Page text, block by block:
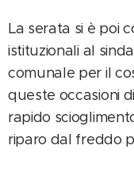
La serata si è poi
istituzionali al
comunale per il
queste occasioni
rapido
riparo dal freddo